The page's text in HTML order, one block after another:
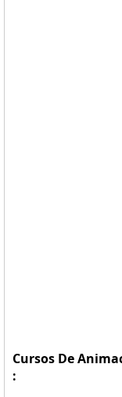
Cursos De
: